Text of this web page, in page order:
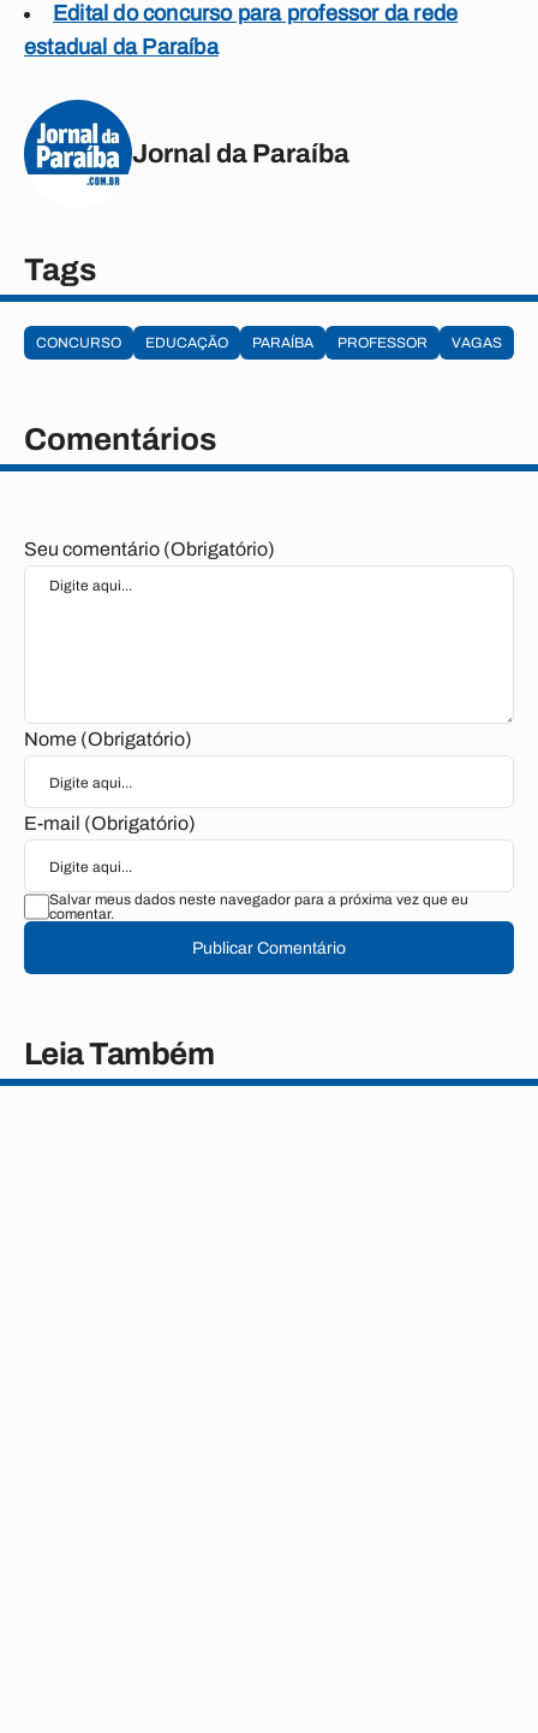
Edital do concurso para professor da rede
estadual da Paraíba
Jornal da Paraíba
Tags
CONCURSO EDUCAÇÃO PARAÍBA PROFESSOR VAGAS
Comentários
Seu comentário (Obrigatório)
Nome (Obrigatório)
E-mail (Obrigatório)
Salvar meus dados neste navegador para a próxima vez que eu
comentar.
Publicar Comentário
Leia Também